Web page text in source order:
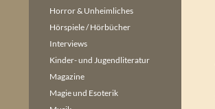
Horror & Unheimliches
Hörspiele / Hörbücher
Interviews
Kinder- und Jugendliteratur
Magazine
Magie und Esoterik